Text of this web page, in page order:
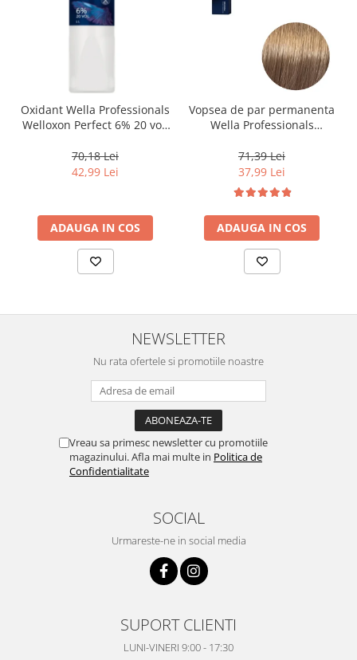
Oxidant Wella Professionals
Welloxon Perfect 6% 20 vol,
70,18 Lei
42,99 Lei
ADAUGA IN COS
Vopsea de par permanenta
Wella Professionals
Blond Deschis Natural, 60
ml
71,39 Lei
37,99 Lei
ADAUGA IN COS
NEWSLETTER
Nu rata ofertele si promotiile noastre
Vreau sa primesc newsletter cu promotiile
magazinului. Afla mai multe in Politica de
Confidentialitate
SOCIAL
Urmareste-ne in social media
SUPORT CLIENTI
LUNI-VINERI 9:00 - 17:30